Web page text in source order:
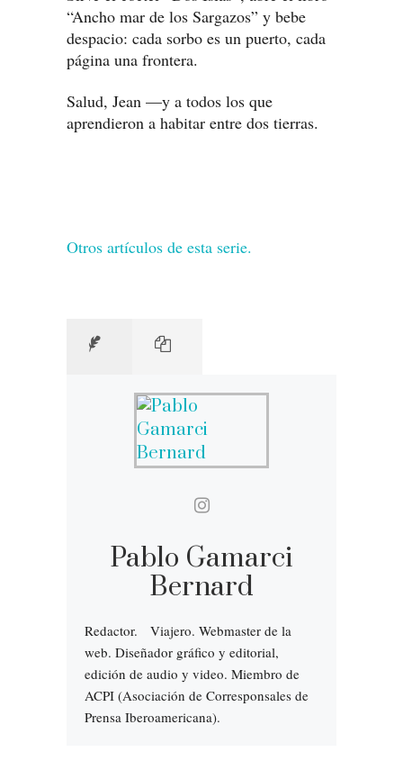
“Ancho mar de los Sargazos” y bebe
despacio: cada sorbo es un puerto, cada
página una frontera.
Salud, Jean —y a todos los que
aprendieron a habitar entre dos tierras.
Otros artículos de esta serie.
Pablo Gamarci
Bernard
Redactor. Viajero. Webmaster de la
web. Diseñador gráfico y editorial,
edición de audio y video. Miembro de
ACPI (Asociación de Corresponsales de
Prensa Iberoamericana).